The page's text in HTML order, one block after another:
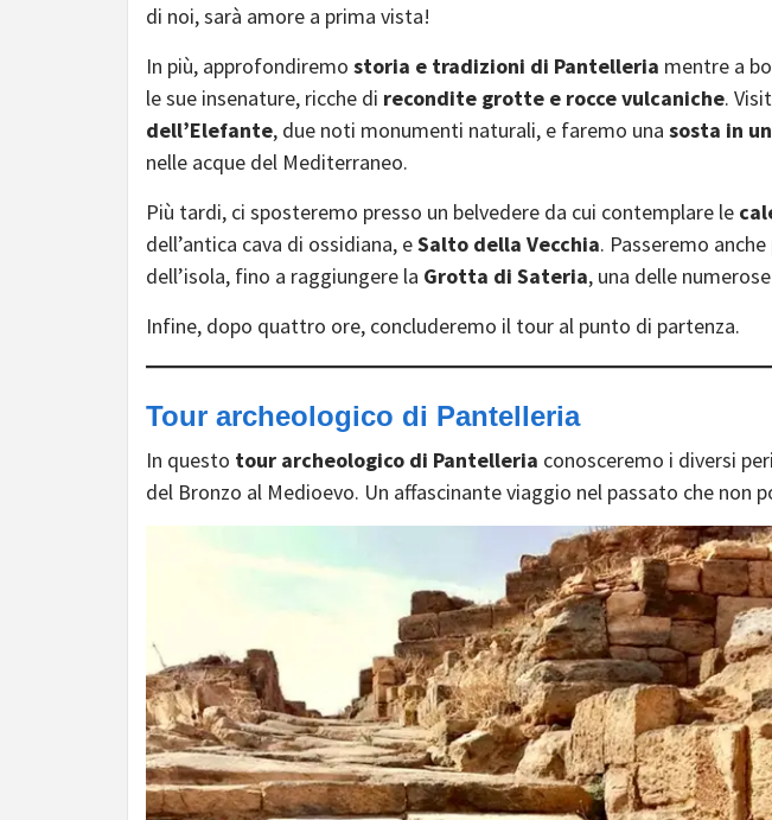
di noi, sarà amore a prima vista!
In più, approfondiremo storia e tradizioni di Pantelleria mentre a
le sue insenature, ricche di recondite grotte e rocce vulcaniche.
dell’Elefante, due noti monumenti naturali, e faremo una sosta in
nelle acque del Mediterraneo.
Più tardi, ci sposteremo presso un belvedere da cui contemplare le
dell’antica cava di ossidiana, eSalto della Vecchia. Passeremo anche
dell’isola, fino a raggiungere la Grotta di Sateria, una delle
Infine, dopo quattro ore, concluderemo il tour al punto di partenza.
Tour archeologico di Pantelleria
In questo tour archeologico di Pantelleria conosceremo i diversi
del Bronzo al Medioevo. Un affascinante viaggio nel passato che non